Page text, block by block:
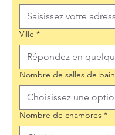
Ville *
Nombre de salles de bain
Nombre de chambres *